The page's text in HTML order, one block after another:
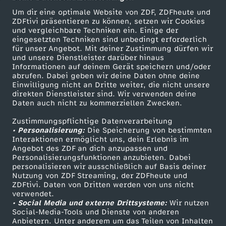
Um dir eine optimale Website von ZDF, ZDFheute und
ZDFtivi präsentieren zu können, setzen wir Cookies
und vergleichbare Techniken ein. Einige der
eingesetzten Techniken sind unbedingt erforderlich
für unser Angebot. Mit deiner Zustimmung dürfen wir
und unsere Dienstleister darüber hinaus
Informationen auf deinem Gerät speichern und/oder
abrufen. Dabei geben wir deine Daten ohne deine
Einwilligung nicht an Dritte weiter, die nicht unsere
direkten Dienstleister sind. Wir verwenden deine
Daten auch nicht zu kommerziellen Zwecken.
Zustimmungspflichtige Datenverarbeitung
• Personalisierung:Die Speicherung von bestimmten
Interaktionen ermöglicht uns, dein Erlebnis im
Angebot des ZDF an dich anzupassen und
Personalisierungsfunktionen anzubieten. Dabei
personalisieren wir ausschließlich auf Basis deiner
Nutzung von ZDF Streaming, der ZDFheute und
ZDFtivi. Daten von Dritten werden von uns nicht
verwendet.
• Social Media und externe Drittsysteme:Wir nutzen
Social-Media-Tools und Dienste von anderen
Anbietern. Unter anderem um das Teilen von Inhalten
Wechseln zu: ZDFheute
n
a
v
i
e
n
s
v
e
Mehr ZDF
ZDF-Apps
Smart TV
ZDFtext
Livestreams
Sendungen A-Z
TV-Programm
Service
ZDFmitreden
Kontakt zum ZDF
Tickets
Zuschauerservice
Hilfe
ZDF Unternehmen
Karriere